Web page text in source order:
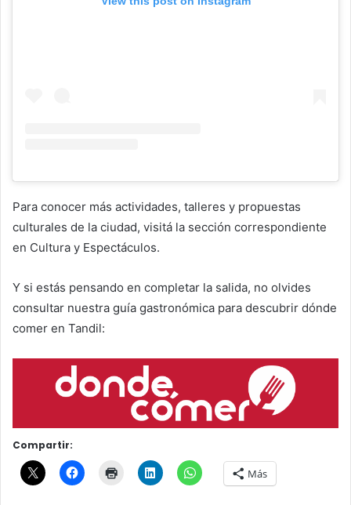
Para conocer más actividades, talleres y propuestas
culturales de la ciudad, visitá la sección correspondiente
en Cultura y Espectáculos.
Y si estás pensando en completar la salida, no olvides
consultar nuestra guía gastronómica para descubrir dónde
comer en Tandil:
Compartir:
Más